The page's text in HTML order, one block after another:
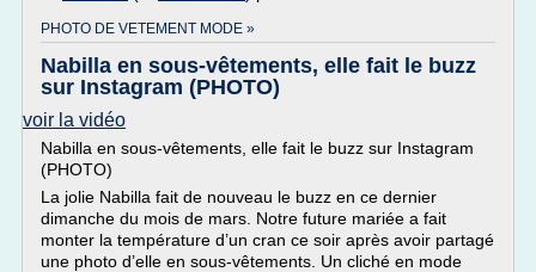
PHOTO DE VETEMENT MODE »
Nabilla en sous-vêtements, elle fait le buzz
sur Instagram (PHOTO)
voir la vidéo
Nabilla en sous-vêtements, elle fait le buzz sur Instagram
(PHOTO)
La jolie Nabilla fait de nouveau le buzz en ce dernier
dimanche du mois de mars. Notre future mariée a fait
monter la température d’un cran ce soir après avoir partagé
une photo d’elle en sous-vêtements. Un cliché en mode